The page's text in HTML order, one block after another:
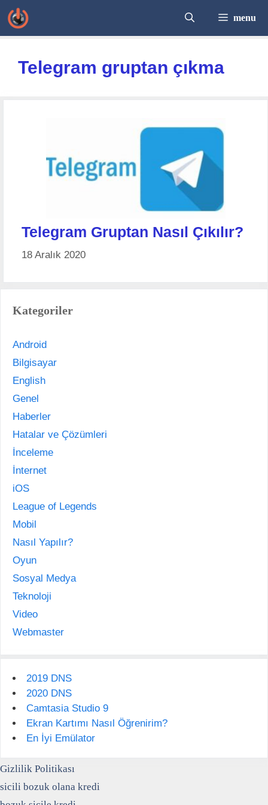
İçeriğe
atla
menu
Telegram gruptan çıkma
Telegram Gruptan Nasıl Çıkılır?
18 Aralık 2020
Kategoriler
Android
Bilgisayar
English
Genel
Haberler
Hatalar ve Çözümleri
İnceleme
İnternet
iOS
League of Legends
Mobil
Nasıl Yapılır?
Oyun
Sosyal Medya
Teknoloji
Video
Webmaster
2019 DNS
2020 DNS
Camtasia Studio 9
Ekran Kartımı Nasıl Öğrenirim?
En İyi Emülator
Gizlilik Politikası
sicili bozuk olana kredi